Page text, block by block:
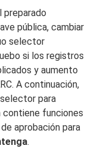
preparado
pública, cambiar
selector
si los registros
y aumento
A continuación,
para
contiene funciones
aprobación para
.